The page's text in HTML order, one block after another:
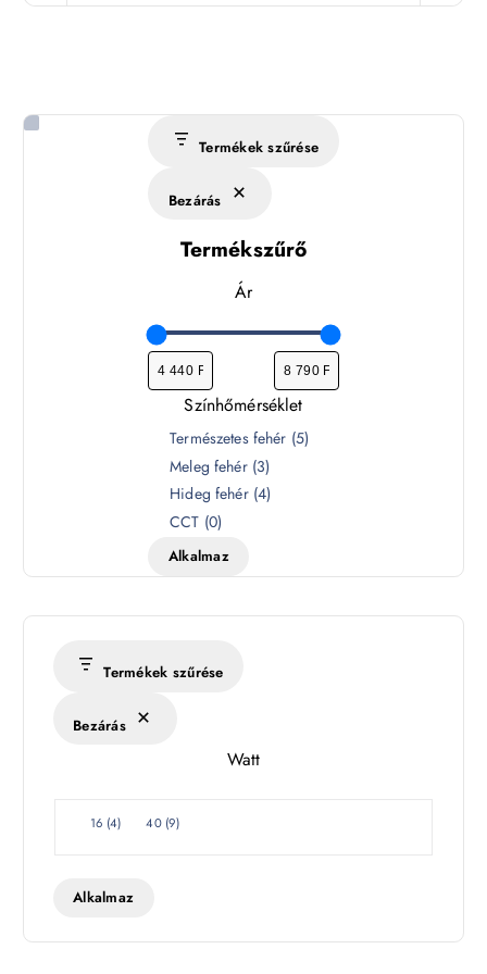
Termékek szűrése
Bezárás
Termékszűrő
Ár
Színhőmérséklet
é
s
k
Természetes fehér (5)
Meleg fehér (3)
Hideg fehér (4)
CCT (0)
Alkalmaz
Termékek szűrése
Bezárás
Watt
W
t
16 (4) 40 (9)
Alkalmaz